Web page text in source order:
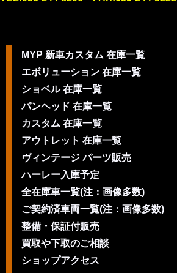
MYP 新車カスタム 在庫一覧
エボリューション 在庫一覧
ショベル 在庫一覧
パンヘッド 在庫一覧
カスタム 在庫一覧
アウトレット 在庫一覧
ヴィンテージ パーツ販売
ハーレー入庫予定
全在庫車一覧(注：画像多数)
ご契約済車両一覧(注：画像多数)
整備・保証付販売
買取や下取のご相談
ショップアクセス